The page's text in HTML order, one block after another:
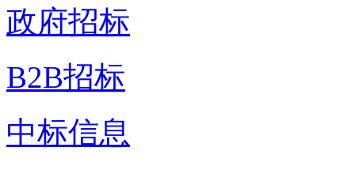
政府招标
B2B招标
中标信息